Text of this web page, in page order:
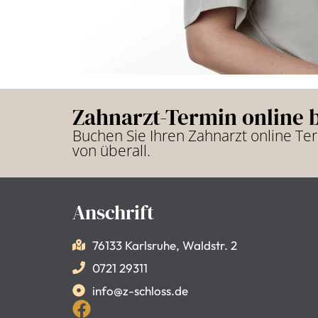
Zahnarzt-Termin online
Buchen Sie Ihren Zahnarzt online
von überall.
Anschrift
76133 Karlsruhe, Waldstr. 2
0721 29311
info@z-schloss.de